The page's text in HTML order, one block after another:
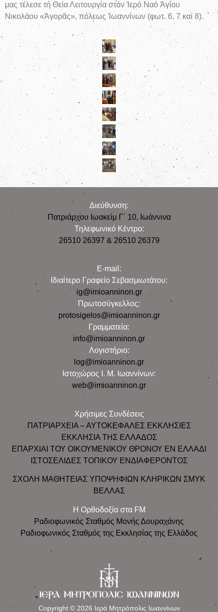
μας τέλεσε τή Θεία Λειτουργία στόν Ἱερό Ναό Ἁγίου
Νικολάου «Ἀγορᾶς», πόλεως Ἰωαννίνων (φωτ. 6, 7 καί 8).
Διεύθυνση:
Πατριάρχου Ιωακείμ Γ΄ 10, Iωάννινα
Τηλεφωνικό Κέντρο:
26510 26397 & 26510 26379
E-mail:
Iδιαίτερο Γραφείο Σεβασμιωτάτου:
ig@imioanninon.gr
Πρωτοσύγκελλος:
protosigelos@imioanninon.gr
Γραμματεία:
info@imioanninon.gr
Λογιστήριο:
log@imioanninon.gr
Ιστοχώρος Ι. Μ. Ιωαννίνων:
web@imioanninon.gr
Χρήσιμες Συνδέσεις
ΠΑΤΡΙΑΡΧΕΙΑ – ΑΥΤΟΚΕΦΑΛΕΣ ΕΚΚΛΗΣΙΕΣ
ΕΚΚΛΗΣΙΑ ΤΗΣ ΕΛΛΑΔΟΣ
ΕΠΑΡΧΙΑΙ ΤΟΥ ΟΙΚΟΥΜΕΝΙΚΟΥ ΘΡΟΝΟΥ ΕΝ ΕΛΛΑΔΙ
ΙΣΤΟΣΕΛΙΔΕΣ ΤΟΠΙΚΟΥ ΕΝΔΙΑΦΕΡΟΝΤΟΣ
ΣΧΟΛΗ ΜΑΘΗΤΕΙΑΣ ΥΠΟΨΗΦΙΩΝ ΚΛΗΡΙΚΩΝ ΣΜΥΚ
ΒΕΛΛΑΣ
Η Ορθοδοξία στα FM
Ραδιοφωνικός Σταθμός Μονής Δουραχάνης
Ραδιοφωνικός Σταθμός της Εκκλησίας της Ελλάδος
Copyright © 2026 Ιερά Μητρόπολις Ιωαννίνων